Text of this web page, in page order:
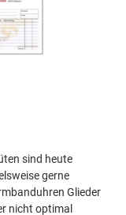
sind heute
gerne
Glieder
nicht optimal